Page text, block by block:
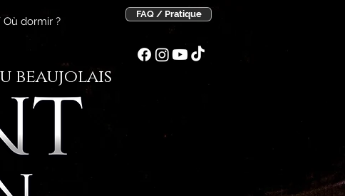
dormir ?
FAQ / Pratique
beaujolais